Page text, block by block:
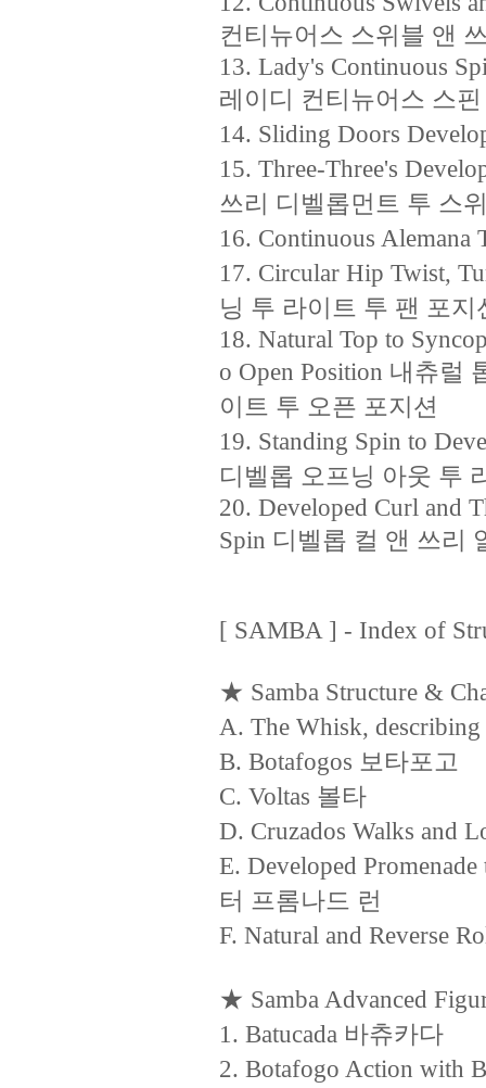
컨티뉴어스 스위블 앤
13. Lady's Continuous
레이디 컨티뉴어스 스
14. Sliding Doors
15. Three-Three's
쓰리 디벨롭먼트 투 스
16. Continuous
17. Circular Hip Twist,
닝 투 라이트 투 팬 포지
18. Natural Top to
o Open Position 내츄럴
이트 투 오픈 포지션
19. Standing Spin to
디벨롭 오프닝 아웃 투
20. Developed Curl and
Spin 디벨롭 컬 앤 쓰리
[ SAMBA ] - Index of
★ Samba Structure &
A. The Whisk,
B. Botafogos 보타포고
C. Voltas 볼타
D. Cruzados Walks and
E. Developed
터 프롬나드 런
F. Natural and Reverse
★ Samba Advanced
1. Batucada 바츄카다
2. Botafogo Action with